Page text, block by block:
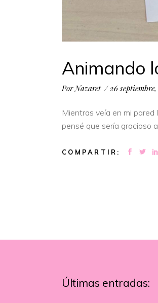
Animando
PorNazaret 26
Mientras veía en mi pared
pensé que sería gracioso
COMPARTIR:
Últimas entradas: